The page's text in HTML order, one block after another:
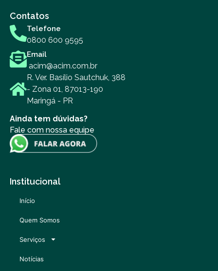
Contatos
Telefone
0800 600 9595
Email
acim@acim.com.br
R. Ver. Basílio Sautchuk, 388
- Zona 01, 87013-190
Maringá - PR
Ainda tem dúvidas?
Fale com nossa equipe
Institucional
Início
Quem Somos
Serviços
Notícias